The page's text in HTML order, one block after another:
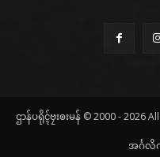
ဌာန်ပရိုၚ်ဗၠးၜးမန် © 2000 - 2026
အၚ်္ဂ